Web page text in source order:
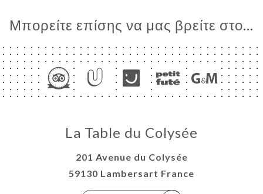
Μπορείτε επίσης να μας βρείτε στο...
La Table du Colysée
201 Avenue du Colysée
59130 Lambersart France